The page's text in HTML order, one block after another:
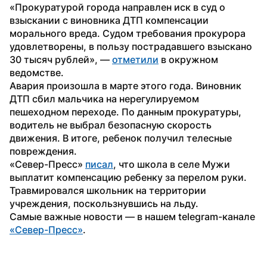
«Прокуратурой города направлен иск в суд о
взыскании с виновника ДТП компенсации
морального вреда. Судом требования прокурора
удовлетворены, в пользу пострадавшего взыскано
30 тысяч рублей», — отметили в окружном
ведомстве.
Авария произошла в марте этого года. Виновник
ДТП сбил мальчика на нерегулируемом
пешеходном переходе. По данным прокуратуры,
водитель не выбрал безопасную скорость
движения. В итоге, ребенок получил телесные
повреждения.
«Север-Пресс» писал, что школа в селе Мужи
выплатит компенсацию ребенку за перелом руки.
Травмировался школьник на территории
учреждения, поскользнувшись на льду.
«Север-Пресс».